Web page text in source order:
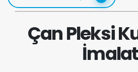
Çan Pleksi